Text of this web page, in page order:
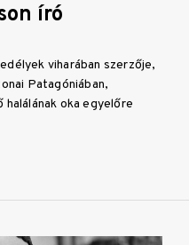
író
viharában szerzője,
Patagóniában,
oka egyelőre